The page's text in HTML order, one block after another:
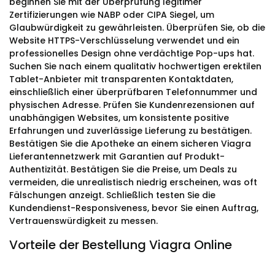
Zertifizierungen wie NABP oder CIPA Siegel, um
Glaubwürdigkeit zu gewährleisten. Überprüfen Sie, ob die
Website HTTPS-Verschlüsselung verwendet und ein
professionelles Design ohne verdächtige Pop-ups hat.
Suchen Sie nach einem qualitativ hochwertigen erektilen
Tablet-Anbieter mit transparenten Kontaktdaten,
einschließlich einer überprüfbaren Telefonnummer und
physischen Adresse. Prüfen Sie Kundenrezensionen auf
unabhängigen Websites, um konsistente positive
Erfahrungen und zuverlässige Lieferung zu bestätigen.
Bestätigen Sie die Apotheke an einem sicheren Viagra
Lieferantennetzwerk mit Garantien auf Produkt-
Authentizität. Bestätigen Sie die Preise, um Deals zu
vermeiden, die unrealistisch niedrig erscheinen, was oft
Fälschungen anzeigt. Schließlich testen Sie die
Kundendienst-Responsiveness, bevor Sie einen Auftrag,
Vertrauenswürdigkeit zu messen.
Vorteile der Bestellung Viagra Online